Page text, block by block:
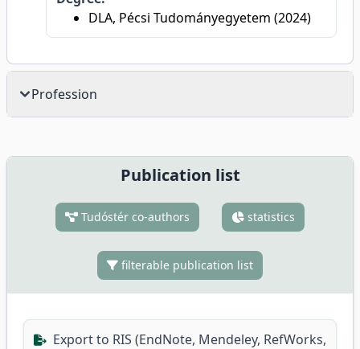
DLA, Pécsi Tudományegyetem (2024)
Profession
Publication list
Tudóstér co-authors statistics
filterable publication list
Export to RIS (EndNote, Mendeley, RefWorks,